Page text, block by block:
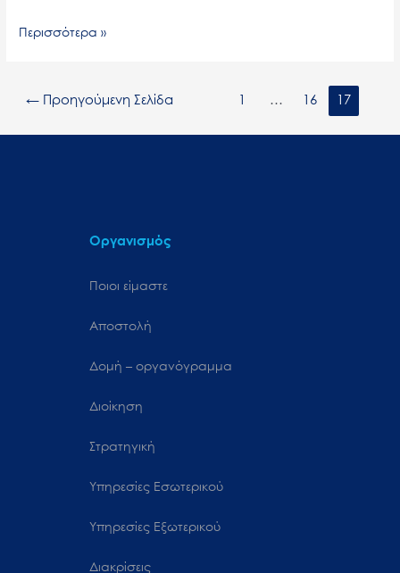
Περισσότερα »
← Προηγούμενη Σελίδα 1 … 16 17
Οργανισμός
Ποιοι είμαστε
Αποστολή
Δομή – οργανόγραμμα
Διοίκηση
Στρατηγική
Υπηρεσίες Εσωτερικού
Υπηρεσίες Εξωτερικού
Διακρίσεις